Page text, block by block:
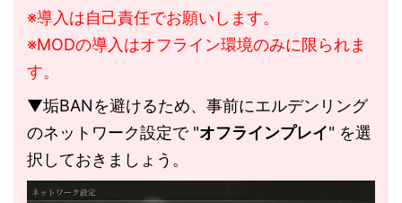
※導入は自己責任でお願いします。
※MODの導入はオフライン環境のみに限られま
す。
▼垢BANを避けるため、事前にエルデンリング
のネットワーク設定で "オフラインプレイ" を選
択しておきましょう。